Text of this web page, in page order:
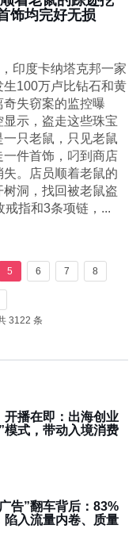
饰均完好无损
印度卡纳塔克邦一家
生100万卢比钻石和黄
奇失窃案的监控曝
显示，盗走这些珠宝
一只老鼠，只见老鼠
一件首饰，叼到商店
失。店员顺着老鼠的
树洞，找回被老鼠盗
戒指和3条项链，...
5 6 7 8
3122 条
开播在即：出海创业
模式，带动入境消费
告”翻车背后：83%
陷入流量内卷、质量